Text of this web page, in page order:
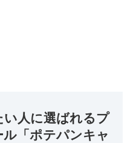
人に選ばれるプ
「ポテパンキャ